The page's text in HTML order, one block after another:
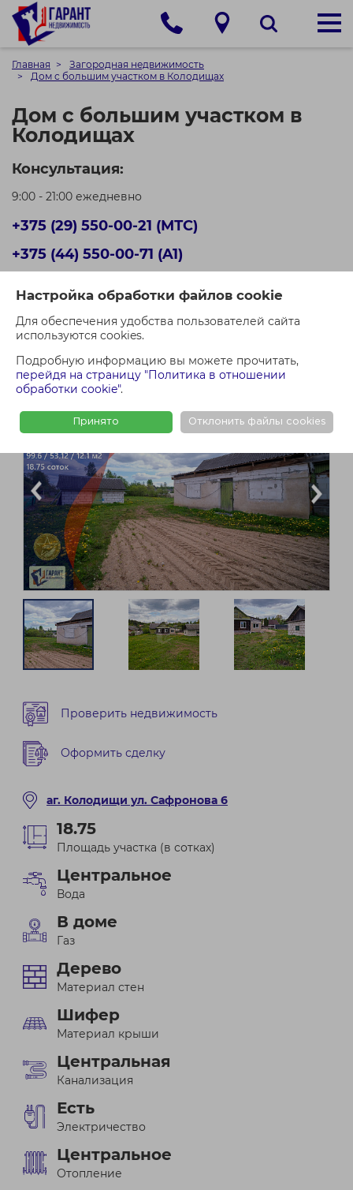
Настройка обработки файлов cookie
Для обеспечения удобства пользователей сайта
используются cookies.
Подробную информацию вы можете прочитать,
перейдя на страницу "Политика в отношении
обработки cookie".
Принято Отклонить файлы cookies
Главная
Загородная недвижимость
Дом с большим участком в Колодищах
Дом с большим участком в
Колодищах
Консультация:
9:00 - 21:00 ежедневно
+375 (29) 550-00-21 (МТС)
+375 (44) 550-00-71 (A1)
Проверить недвижимость
Оформить сделку
аг. Колодищи ул. Сафронова 6
18.75
Площадь участка (в сотках)
Центральное
Вода
В доме
Газ
Дерево
Материал стен
Шифер
Материал крыши
Центральная
Канализация
Есть
Электричество
Центральное
Отопление